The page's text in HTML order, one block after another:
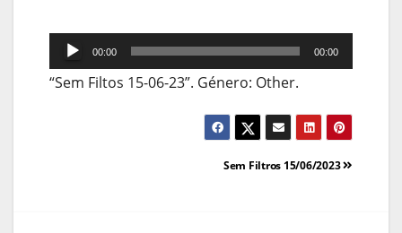
Reprodutor
de
00:00 00:00
“Sem Filtos 15-06-23”. Género: Other.
Sem Filtros 15/06/2023